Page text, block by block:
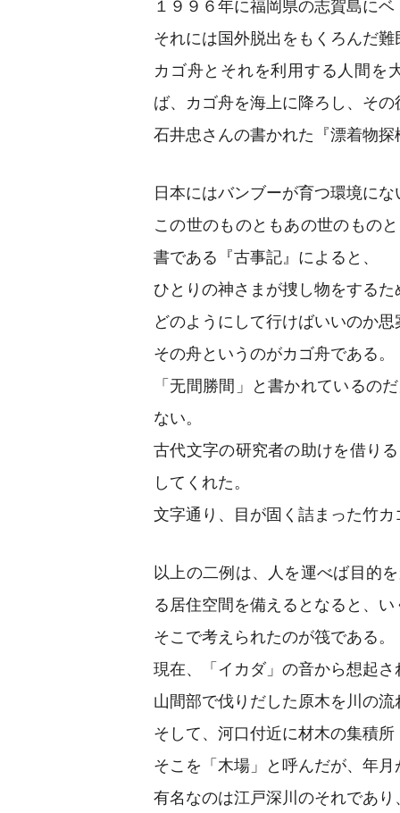
１９９６年に福岡県の志賀島に
それには国外脱出をもくろんだ
カゴ舟とそれを利用する人間を
ば、カゴ舟を海上に降ろし、そ
石井忠さんの書かれた『漂着物
日本にはバンブーが育つ環境に
この世のものともあの世のもの
書である『古事記』によると、
ひとりの神さまが捜し物をする
どのようにして行けばいいのか
その舟というのがカゴ舟である。
「无間勝間」と書かれているの
ない。
古代文字の研究者の助けを借り
してくれた。
文字通り、目が固く詰まった竹カ
以上の二例は、人を運べば目的
る居住空間を備えるとなると、
そこで考えられたのが筏である。
現在、「イカダ」の音から想起
山間部で伐りだした原木を川の
そして、河口付近に材木の集積
そこを「木場」と呼んだが、年
有名なのは江戸深川のそれであ